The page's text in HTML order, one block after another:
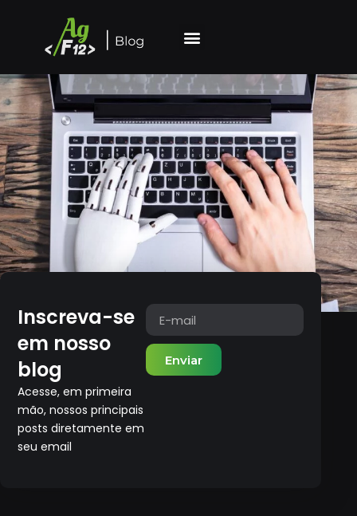
Inscreva-se
em nosso
blog
Acesse, em primeira
mão, nossos principais
posts diretamente em
seu email
Enviar